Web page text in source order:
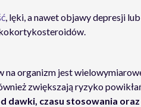
, lęki, a nawet objawy depresji
organizm jest
zwiększają ryzyko
dawki, czasu stosowania